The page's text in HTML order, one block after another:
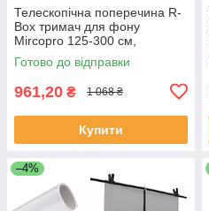
Телескопічна поперечина R-
Box тримач для фону
Mircopro 125-300 см,
Регульована поперечина для
студійного фону
Готово до відправки
961,20 ₴ 1 068 ₴
Купити
–4%